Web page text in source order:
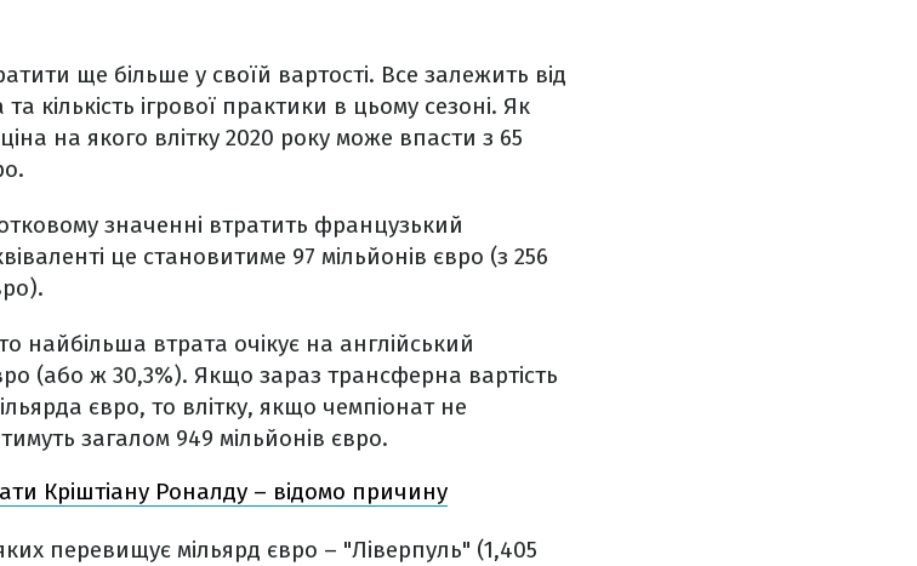
ще більше у своїй вартості. Все залежить від
кількість ігрової практики в цьому сезоні. Як
на якого влітку 2020 року може впасти з 65
значенні втратить французький
це становитиме 97 мільйонів євро (з 256
найбільша втрата очікує на англійський
(або ж 30,3%). Якщо зараз трансферна вартість
євро, то влітку, якщо чемпіонат не
загалом 949 мільйонів євро.
Кріштіану Роналду – відомо причину
перевищує мільярд євро – "Ліверпуль" (1,405